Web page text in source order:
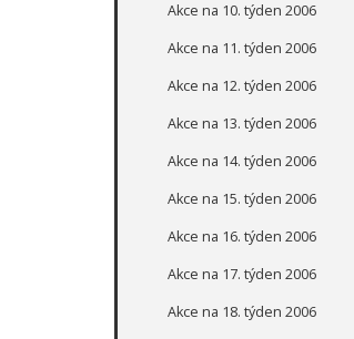
Akce na 10. týden 2006
Akce na 11. týden 2006
Akce na 12. týden 2006
Akce na 13. týden 2006
Akce na 14. týden 2006
Akce na 15. týden 2006
Akce na 16. týden 2006
Akce na 17. týden 2006
Akce na 18. týden 2006